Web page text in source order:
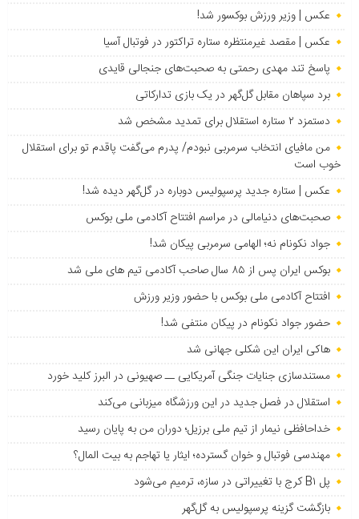
عکس | وزیر ورزش بوکسور شد!
عکس | مقصد غیرمنتظره ستاره تراکتور در فوتبال آسیا
پاسخ تند مهدی رحمتی به صحبت‌های جنجالی قایدی
برد سپاهان مقابل گل‌گهر در یک بازی تدارکاتی
دستمزد ۲ ستاره استقلال برای تمدید مشخص شد
من مافیای انتخاب سرمربی نبودم/ پدرم می‌گفت پاقدم تو برای استقلال
خوب است
عکس | ستاره جدید پرسپولیس دوباره در گل‌گهر دیده شد!
صحبت‌های دنیامالی در مراسم افتتاح آکادمی ملی بوکس
جواد نکونام نه؛ الهامی سرمربی پیکان شد!
بوکس ایران پس از ۸۵ سال صاحب آکادمی تیم های ملی شد
افتتاح آکادمی ملی بوکس با حضور وزیر ورزش
حضور جواد نکونام در پیکان منتفی شد!
هاکی ایران این شکلی جهانی شد
مستندسازی جنایات جنگی آمریکایی ــ صهیونی در البرز کلید خورد
استقلال در فصل جدید در این ورزشگاه میزبانی می‌کند
خداحافظی نیمار از تیم ملی برزیل؛ دوران من به پایان رسید
مهندسی فوتبال و خوان گسترده؛ ایثار یا تهاجم به بیت المال؟
پل B۱ کرج با تغییراتی در سازه، ترمیم می‌شود
بازگشت گزینه پرسپولیس به ‌گل‌گهر